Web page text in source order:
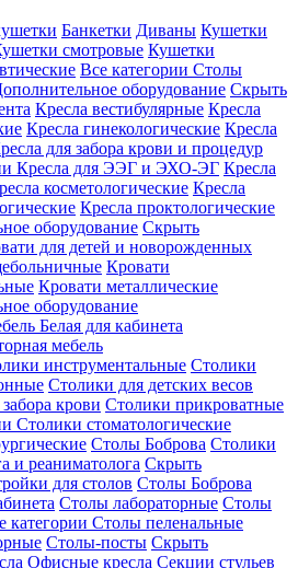
Банкетки Диваны Кушетки
смотровые Кушетки
Все категории Столы
оборудование Скрыть
Кресла вестибулярные Кресла
Кресла гинекологические Кресла
для забора крови и процедур
Кресла для ЭЭГ и ЭХО-ЭГ Кресла
косметологические Кресла
Кресла проктологические
оборудование Скрыть
для детей и новорожденных
Кровати
Кровати металлические
оборудование
Белая для кабинета
мебель
инструментальные Столики
Столики для детских весов
крови Столики прикроватные
Столики стоматологические
Столы Боброва Столики
и реаниматолога Скрыть
для столов Столы Боброва
Столы лабораторные Столы
категории Столы пеленальные
Столы-посты Скрыть
Офисные кресла Секции стульев